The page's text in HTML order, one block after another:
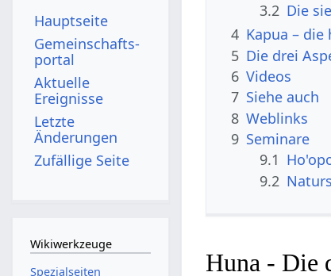
3.2 Die
4 Kapua – die
5 Die drei
6 Videos
7 Siehe auch
8 Weblinks
9 Seminare
9.1
9.2
Huna - Die
Hauptseite
Gemeinschafts­
portal
Aktuelle
Ereignisse
Letzte
Änderungen
Zufällige Seite
Wikiwerkzeuge
Spezialseiten